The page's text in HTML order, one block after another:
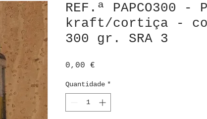
REF.ª PAPCO300 -
kraft/cortiça -
300 gr. SRA 3
0,00 €
Quantidade *